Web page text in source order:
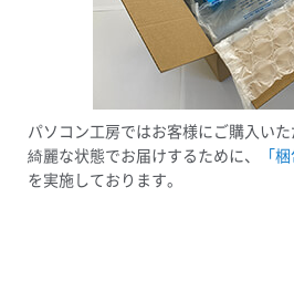
パソコン工房ではお客様にご購入い
綺麗な状態でお届けするために、
「
を実施しております。